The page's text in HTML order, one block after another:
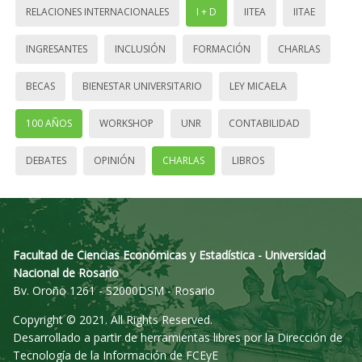
RELACIONES INTERNACIONALES I + D IITEA IITAE
INGRESANTES INCLUSIÓN FORMACIÓN CHARLAS
BECAS BIENESTAR UNIVERSITARIO LEY MICAELA
100 AÑOS WORKSHOP UNR CONTABILIDAD
DEBATES OPINIÓN CHARLAS LIBROS
Facultad de Ciencias Económicas y Estadística - Universidad
Nacional de Rosario
Bv. Oroño 1261 - S2000DSM - Rosario
Copyright © 2021. All Rights Reserved.
Desarrollado a partir de herramientas libres por la Dirección de
Tecnología de la Información de FCEyE